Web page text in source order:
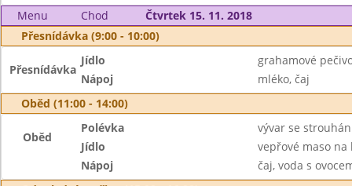
Menu Chod
Čtvrtek 15. 11. 2018
Přesnídávka (9:00 - 10:00)
Přesnídávka
Jídlo
grahamové
Nápoj
mléko, čaj
Oběd (11:00 - 14:00)
Oběd
Polévka
vývar se
Jídlo
vepřové maso
Nápoj
čaj, voda s